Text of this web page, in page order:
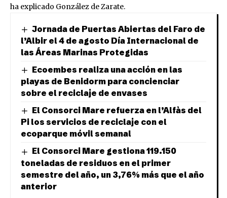
ha explicado González de Zarate.
Jornada de Puertas Abiertas del Faro de
l’Albir el 4 de agosto Día Internacional de
las Áreas Marinas Protegidas
Ecoembes realiza una acción en las
playas de Benidorm para concienciar
sobre el reciclaje de envases
El Consorci Mare refuerza en l’Alfàs del
Pi los servicios de reciclaje con el
ecoparque móvil semanal
El Consorci Mare gestiona 119.150
toneladas de residuos en el primer
semestre del año, un 3,76% más que el año
anterior